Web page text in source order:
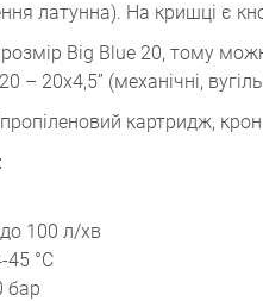
латунна). На кришці є
Big Blue 20, тому
– 20х4,5” (механічні,
картридж,
100 л/хв
45 °C
бар